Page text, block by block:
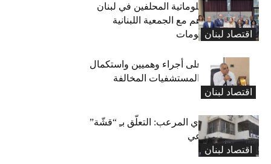
اقتصاد لبنان
نقابة خبراء المعلوماتية المحلفين في لبنان
توقّع مذكرة تفاهم مع الجمعية اللبنانية
لتكنولوجيا المعلومات
اقتصاد لبنان
كركي: الادّعاء على أجراء وهميين واستكمال
الإجراءات بحق المستشفيات المخالفة
اقتصاد لبنان
المعاش التقاعدي المرعب: التعلّق بـِ “قشّة”
الضمان الاجتماعي